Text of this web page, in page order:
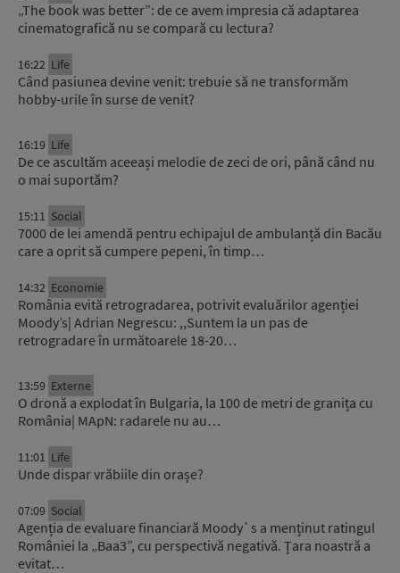
„The book was better”: de ce avem impresia că adaptarea
cinematografică nu se compară cu lectura?
16:22 Life
Când pasiunea devine venit: trebuie să ne transformăm
hobby-urile în surse de venit?
16:19 Life
De ce ascultăm aceeași melodie de zeci de ori, până când nu
o mai suportăm?
15:11 Social
7000 de lei amendă pentru echipajul de ambulanță din Bacău
care a oprit să cumpere pepeni, în timp…
14:32 Economie
România evită retrogradarea, potrivit evaluărilor agenției
Moody’s| Adrian Negrescu: ,,Suntem la un pas de
retrogradare în următoarele 18-20…
13:59 Externe
O dronă a explodat în Bulgaria, la 100 de metri de granița cu
România| MApN: radarele nu au…
11:01 Life
Unde dispar vrăbiile din orașe?
07:09 Social
Agenția de evaluare financiară Moody`s a menținut ratingul
României la „Baa3”, cu perspectivă negativă. Țara noastră a
evitat…